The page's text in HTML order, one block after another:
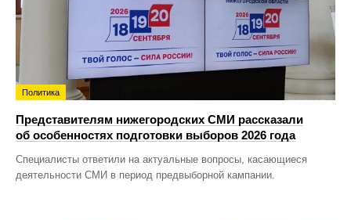
Политика
Представителям нижегородских СМИ рассказали
об особенностях подготовки выборов 2026 года
Специалисты ответили на актуальные вопросы, касающиеся
деятельности СМИ в период предвыборной кампании.